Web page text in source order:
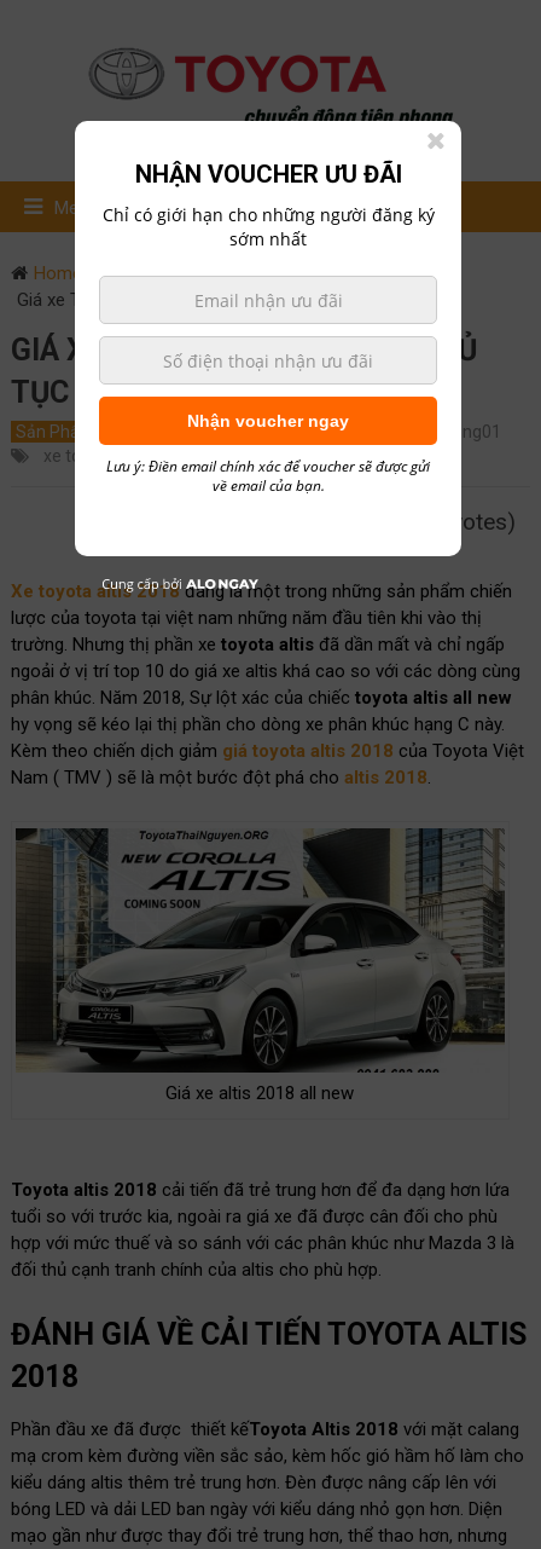
Menu
Home
Sản Phẩm
Giá xe Toyota Altis 2018 – Thủ tục mua trả góp xe?
GIÁ XE TOYOTA ALTIS 2018 – THỦ
TỤC MUA TRẢ GÓP XE?
Sản Phẩm August 27, 2017
hailong01
xe toyota
5/5 - (2 votes)
Xe toyota altis 2018đang là một trong những sản phẩm chiến
lược của toyota tại việt nam những năm đầu tiên khi vào thị
trường. Nhưng thị phần xe toyota altisđã dần mất và chỉ ngấp
ngoải ở vị trí top 10 do giá xe altis khá cao so với các dòng cùng
phân khúc. Năm 2018, Sự lột xác của chiếc toyota altis all new
hy vọng sẽ kéo lại thị phần cho dòng xe phân khúc hạng C này.
Kèm theo chiến dịch giảm giá toyota altis 2018 của Toyota Việt
Nam ( TMV ) sẽ là một bước đột phá cho altis 2018.
Giá xe altis 2018 all new
Toyota altis 2018 cải tiến đã trẻ trung hơn để đa dạng hơn lứa
tuổi so với trước kia, ngoài ra giá xe đã được cân đối cho phù
hợp với mức thuế và so sánh với các phân khúc như Mazda 3 là
đối thủ cạnh tranh chính của altis cho phù hợp.
ĐÁNH GIÁ VỀ CẢI TIẾN TOYOTA ALTIS
2018
Phần đầu xe đã được thiết kếToyota Altis 2018 với mặt calang
mạ crom kèm đường viền sắc sảo, kèm hốc gió hầm hố làm cho
kiểu dáng altis thêm trẻ trung hơn. Đèn được nâng cấp lên với
bóng LED và dải LED ban ngày với kiểu dáng nhỏ gọn hơn. Diện
mạo gần như được thay đổi trẻ trung hơn, thể thao hơn, nhưng
NHẬN VOUCHER ƯU ĐÃI
Chỉ có giới hạn cho những người đăng ký
sớm nhất
Nhận voucher ngay
Lưu ý: Điền email chính xác để voucher sẽ được gửi
về email của bạn.